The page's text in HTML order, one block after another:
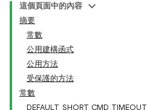
這個頁面中的內容
摘要
常數
公用建構函式
公用方法
受保護的方法
常數
DEFAULT_SHORT_CMD_TIMEOUT